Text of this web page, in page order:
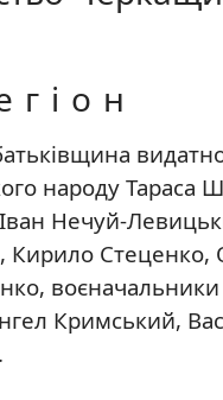
народу Тараса
Нечуй-
Кирило
воєначальники
Кримський,